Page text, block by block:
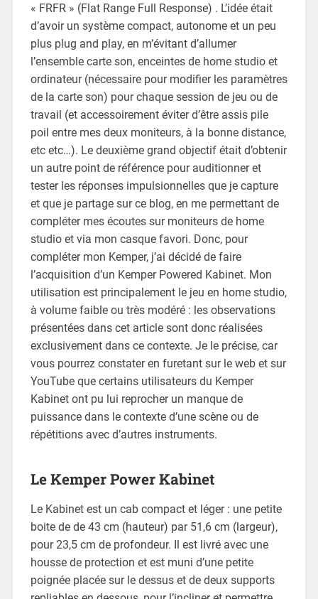
« FRFR » (Flat Range Full Response) . L’idée était
d’avoir un système compact, autonome et un peu
plus plug and play, en m’évitant d’allumer
l’ensemble carte son, enceintes de home studio et
ordinateur (nécessaire pour modifier les paramètres
de la carte son) pour chaque session de jeu ou de
travail (et accessoirement éviter d’être assis pile
poil entre mes deux moniteurs, à la bonne distance,
etc etc…). Le deuxième grand objectif était d’obtenir
un autre point de référence pour auditionner et
tester les réponses impulsionnelles que je capture
et que je partage sur ce blog, en me permettant de
compléter mes écoutes sur moniteurs de home
studio et via mon casque favori. Donc, pour
compléter mon Kemper, j’ai décidé de faire
l’acquisition d’un Kemper Powered Kabinet. Mon
utilisation est principalement le jeu en home studio,
à volume faible ou très modéré : les observations
présentées dans cet article sont donc réalisées
exclusivement dans ce contexte. Je le précise, car
vous pourrez constater en furetant sur le web et sur
YouTube que certains utilisateurs du Kemper
Kabinet ont pu lui reprocher un manque de
puissance dans le contexte d’une scène ou de
répétitions avec d’autres instruments.
Le Kemper Power Kabinet
Le Kabinet est un cab compact et léger : une petite
boite de de 43 cm (hauteur) par 51,6 cm (largeur),
pour 23,5 cm de profondeur. Il est livré avec une
housse de protection et est muni d’une petite
poignée placée sur le dessus et de deux supports